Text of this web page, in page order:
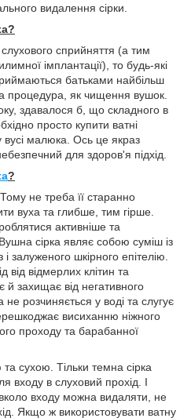
видалення сірки.
сприйняття (а тим
імплантації), то будь-які
батьками найбільш
процедура, як чищення вушок.
здавалося б, що складного в
просто купити ватні
вусі малюка. Ось це якраз
для здоров'я підхід.
?
не треба її старанно
вуха та глибше, тим гірше.
активніше та
сірка являє собою суміш із
залуженого шкірного епітелію.
відмерлих клітин та
й захищає від негативного
розчиняється у воді та слугує
висиханню ніжного
проходу та барабанної
сухою. Тільки темна сірка
входу в слуховий прохід. І
входу можна видаляти, не
Якщо ж використовувати ватну